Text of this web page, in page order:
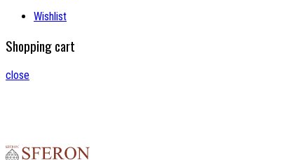
Wishlist
Shopping cart
close